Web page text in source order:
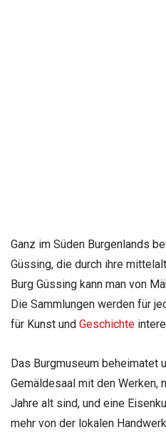
Ganz im Süden Burgenlands
Güssing, die durch ihre
Burg Güssing kann man von
Die Sammlungen werden für
für Kunst und Geschichte
Das Burgmuseum beheimatet
Gemäldesaal mit den Werken,
Jahre alt sind, und eine
mehr von der lokalen